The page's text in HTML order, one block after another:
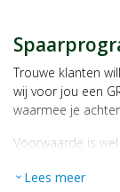
Trouwe klanten
wij voor jou een
waarmee je
Voorwaarde is
Bij iedere
expand_more Lees meer